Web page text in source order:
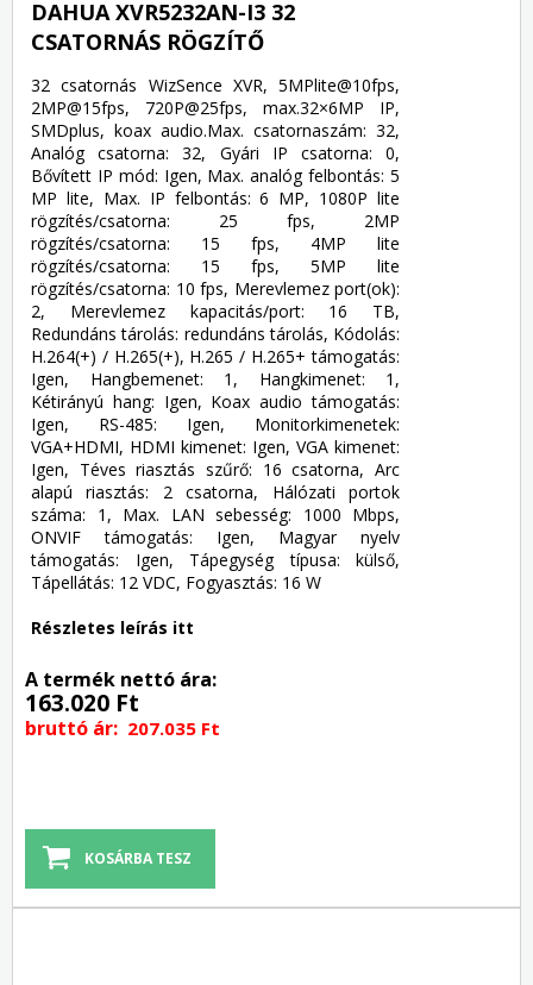
DAHUA XVR5232AN-I3 32
CSATORNÁS RÖGZÍTŐ
32 csatornás WizSence XVR, 5MPlite@10fps,
2MP@15fps, 720P@25fps, max.32×6MP IP,
SMDplus, koax audio.Max. csatornaszám: 32,
Analóg csatorna: 32, Gyári IP csatorna: 0,
Bővített IP mód: Igen, Max. analóg felbontás: 5
MP lite, Max. IP felbontás: 6 MP, 1080P lite
rögzítés/csatorna: 25 fps, 2MP
rögzítés/csatorna: 15 fps, 4MP lite
rögzítés/csatorna: 15 fps, 5MP lite
rögzítés/csatorna: 10 fps, Merevlemez port(ok):
2, Merevlemez kapacitás/port: 16 TB,
Redundáns tárolás: redundáns tárolás, Kódolás:
H.264(+) / H.265(+), H.265 / H.265+ támogatás:
Igen, Hangbemenet: 1, Hangkimenet: 1,
Kétirányú hang: Igen, Koax audio támogatás:
Igen, RS-485: Igen, Monitorkimenetek:
VGA+HDMI, HDMI kimenet: Igen, VGA kimenet:
Igen, Téves riasztás szűrő: 16 csatorna, Arc
alapú riasztás: 2 csatorna, Hálózati portok
száma: 1, Max. LAN sebesség: 1000 Mbps,
ONVIF támogatás: Igen, Magyar nyelv
támogatás: Igen, Tápegység típusa: külső,
Tápellátás: 12 VDC, Fogyasztás: 16 W
Részletes leírás itt
A termék nettó ára:
163.020 Ft
bruttó ár: 207.035 Ft